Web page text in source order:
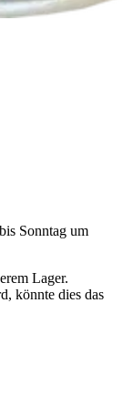
Sonntag um
Lager.
könnte dies das